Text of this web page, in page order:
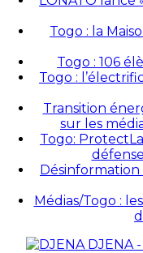
Togo : la
Togo : 106
Togo :
Transition
sur les
Togo:
Désinformation
Médias/Togo :
DJENA